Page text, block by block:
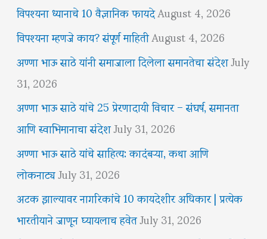
विपश्यना ध्यानाचे 10 वैज्ञानिक फायदेAugust 4, 2026
विपश्यना म्हणजे काय? संपूर्ण माहितीAugust 4, 2026
अण्णा भाऊ साठे यांनी समाजाला दिलेला समानतेचा संदेशJuly
31, 2026
अण्णा भाऊ साठे यांचे 25 प्रेरणादायी विचार – संघर्ष, समानता
आणि स्वाभिमानाचा संदेशJuly 31, 2026
अण्णा भाऊ साठे यांचे साहित्य: कादंबऱ्या, कथा आणि
लोकनाट्यJuly 31, 2026
अटक झाल्यावर नागरिकांचे 10 कायदेशीर अधिकार | प्रत्येक
भारतीयाने जाणून घ्यायलाच हवेतJuly 31, 2026